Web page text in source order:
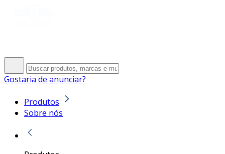
Gostaria de anunciar?
Produtos
Sobre nós